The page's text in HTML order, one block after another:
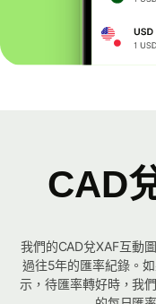
CAD
我們的CAD兌XAF互動
過往5年的匯率紀錄。
示，待匯率轉好時，我